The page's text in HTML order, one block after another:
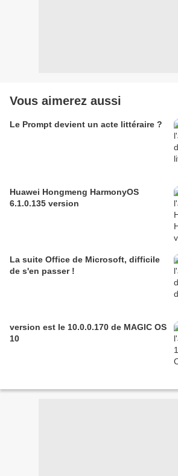
Vous aimerez aussi
Le Prompt devient un acte littéraire ?
Huawei Hongmeng HarmonyOS
6.1.0.135 version
La suite Office de Microsoft, difficile
de s'en passer !
version est le 10.0.0.170 de MAGIC OS
10